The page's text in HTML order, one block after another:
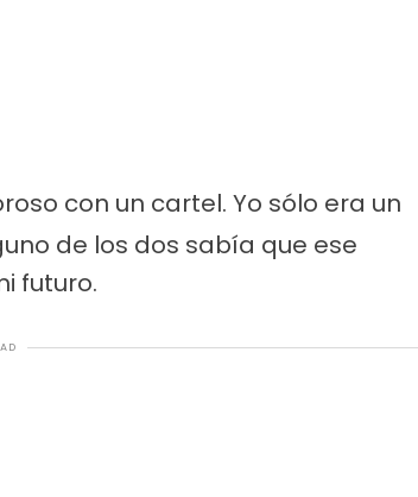
con un cartel. Yo sólo era un
de los dos sabía que ese
futuro.